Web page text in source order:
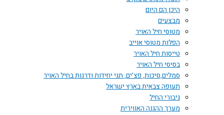
היכן הם היום
מבצעים
מטוסי חיל האויר
הפלות מטוסי אוייב
טייסות חיל האויר
בסיסי חיל האויר
סמלים,סיכות, פצ'ים, תגי יחידות ודרגות בחיל האויר
תעופה צבאית בארץ ישראל
גיבורי החיל
מערך ההגנה האווירית